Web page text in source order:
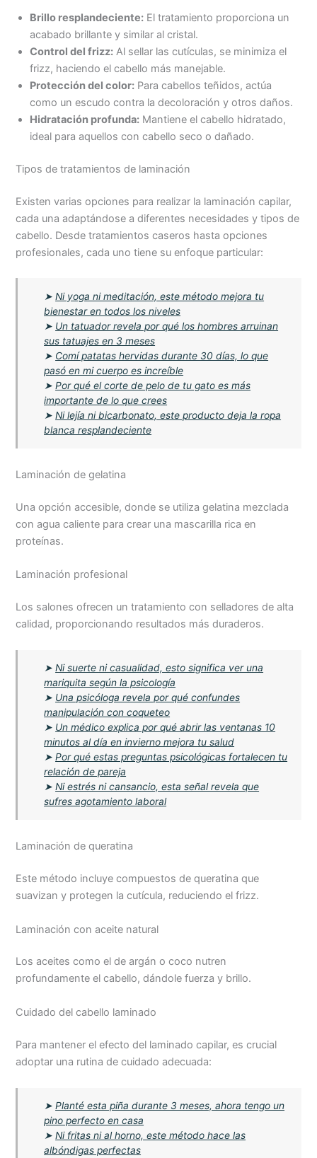
Brillo resplandeciente: El tratamiento proporciona un
acabado brillante y similar al cristal.
Control del frizz: Al sellar las cutículas, se minimiza el
frizz, haciendo el cabello más manejable.
Protección del color: Para cabellos teñidos, actúa
como un escudo contra la decoloración y otros daños.
Hidratación profunda: Mantiene el cabello hidratado,
ideal para aquellos con cabello seco o dañado.
Tipos de tratamientos de laminación
Existen varias opciones para realizar la laminación capilar,
cada una adaptándose a diferentes necesidades y tipos de
cabello. Desde tratamientos caseros hasta opciones
profesionales, cada uno tiene su enfoque particular:
➤Ni yoga ni meditación, este método mejora tu
bienestar en todos los niveles
➤ Un tatuador revela por qué los hombres arruinan
sus tatuajes en 3 meses
➤ Comí patatas hervidas durante 30 días, lo que
pasó en mi cuerpo es increíble
➤Por qué el corte de pelo de tu gato es más
importante de lo que crees
➤Ni lejía ni bicarbonato, este producto deja la ropa
blanca resplandeciente
Laminación de gelatina
Una opción accesible, donde se utiliza gelatina mezclada
con agua caliente para crear una mascarilla rica en
proteínas.
Laminación profesional
Los salones ofrecen un tratamiento con selladores de alta
calidad, proporcionando resultados más duraderos.
➤Ni suerte ni casualidad, esto significa ver una
mariquita según la psicología
➤ Una psicóloga revela por qué confundes
manipulación con coqueteo
➤ Un médico explica por qué abrir las ventanas 10
minutos al día en invierno mejora tu salud
➤Por qué estas preguntas psicológicas fortalecen tu
relación de pareja
➤Ni estrés ni cansancio, esta señal revela que
sufres agotamiento laboral
Laminación de queratina
Este método incluye compuestos de queratina que
suavizan y protegen la cutícula, reduciendo el frizz.
Laminación con aceite natural
Los aceites como el de argán o coco nutren
profundamente el cabello, dándole fuerza y brillo.
Cuidado del cabello laminado
Para mantener el efecto del laminado capilar, es crucial
adoptar una rutina de cuidado adecuada:
➤Planté esta piña durante 3 meses, ahora tengo un
pino perfecto en casa
➤Ni fritas ni al horno, este método hace las
albóndigas perfectas